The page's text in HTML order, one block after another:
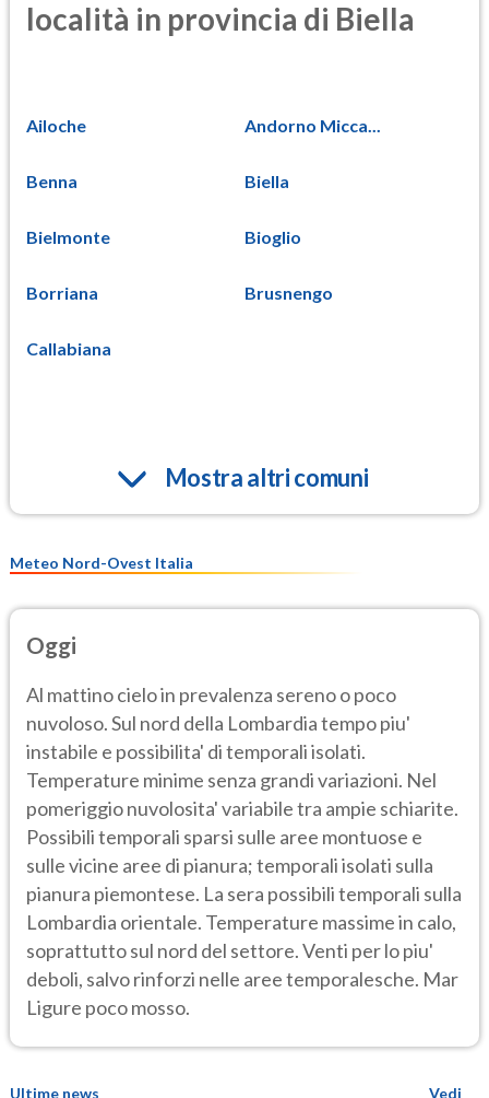
località in provincia di Biella
Ailoche Andorno Micca...
Benna Biella
Bielmonte Bioglio
Borriana Brusnengo
Callabiana
Mostra altri comuni
Meteo Nord-Ovest Italia
Oggi
Al mattino cielo in prevalenza sereno o poco
nuvoloso. Sul nord della Lombardia tempo piu'
instabile e possibilita' di temporali isolati.
Temperature minime senza grandi variazioni. Nel
pomeriggio nuvolosita' variabile tra ampie schiarite.
Possibili temporali sparsi sulle aree montuose e
sulle vicine aree di pianura; temporali isolati sulla
pianura piemontese. La sera possibili temporali sulla
Lombardia orientale. Temperature massime in calo,
soprattutto sul nord del settore. Venti per lo piu'
deboli, salvo rinforzi nelle aree temporalesche. Mar
Ligure poco mosso.
Ultime news Vedi